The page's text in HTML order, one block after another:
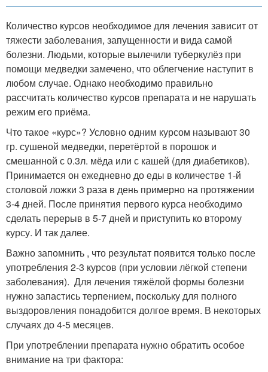
Количество курсов необходимое для лечения зависит от
тяжести заболевания, запущенности и вида самой
болезни. Людьми, которые вылечили туберкулёз при
помощи медведки замечено, что облегчение наступит в
любом случае. Однако необходимо правильно
рассчитать количество курсов препарата и не нарушать
режим его приёма.
Что такое «курс»? Условно одним курсом называют 30
гр. сушеной медведки, перетёртой в порошок и
смешанной с 0.3л. мёда или с кашей (для диабетиков).
Принимается он ежедневно до еды в количестве 1-й
столовой ложки 3 раза в день примерно на протяжении
3-4 дней. После принятия первого курса необходимо
сделать перерыв в 5-7 дней и приступить ко второму
курсу. И так далее.
Важно запомнить , что результат появится только после
употребления 2-3 курсов (при условии лёгкой степени
заболевания). Для лечения тяжёлой формы болезни
нужно запастись терпением, поскольку для полного
выздоровления понадобится долгое время. В некоторых
случаях до 4-5 месяцев.
При употреблении препарата нужно обратить особое
внимание на три фактора: